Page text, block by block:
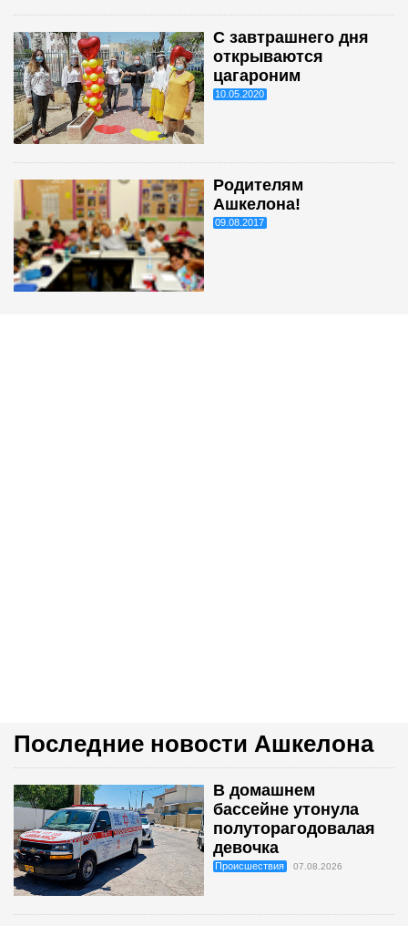
С завтрашнего дня
открываются
цагароним
10.05.2020
Родителям
Ашкелона!
09.08.2017
Последние новости Ашкелона
В домашнем
бассейне утонула
полуторагодовалая
девочка
Происшествия 07.08.2026